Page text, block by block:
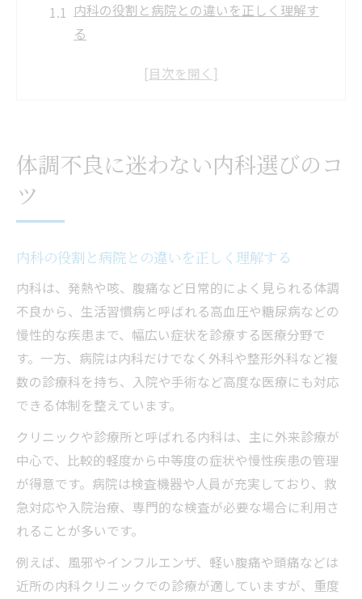
内科の役割と病院との違いを正しく理解す
る
近くの内科を探す際の注意ポイント
症状からわかる内科と病院の使い分け方
軽度の不調は内科病院どちらを選ぶべきか
内科病院の使い分けで迷わない判断法
内科病院の違いと上手な受診先判断術
内科病院の特徴と診療体制を徹底比較
入院対応や検査設備が充実した内科の見極
め方
外来中心の内科と総合病院の選び方
紹介状が必要な内科病院の判断ポイント
自分に合う内科病院を選ぶ実践的な基準
発熱や咳ならどこへ行くべきか徹底解説
発熱や咳が現れた時の内科受診基準
内科と病院どちらを選ぶべきかの判断軸
体調不良に迷わない内科選びのコ
ツ
内科の役割と病院との違いを正しく理解する
内科は、発熱や咳、腹痛など日常的によく見られる体調
不良から、生活習慣病と呼ばれる高血圧や糖尿病などの
慢性的な疾患まで、幅広い症状を診療する医療分野で
す。一方、病院は内科だけでなく外科や整形外科など複
数の診療科を持ち、入院や手術など高度な医療にも対応
できる体制を整えています。
クリニックや診療所と呼ばれる内科は、主に外来診療が
中心で、比較的軽度から中等度の症状や慢性疾患の管理
が得意です。病院は検査機器や人員が充実しており、救
急対応や入院治療、専門的な検査が必要な場合に利用さ
れることが多いです。
例えば、風邪やインフルエンザ、軽い腹痛や頭痛などは
近所の内科クリニックでの診療が適していますが、重度